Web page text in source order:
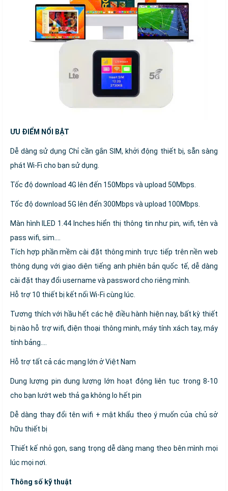
ƯU ĐIỂM NỔI BẬT
Dễ dàng sử dụng Chỉ cần gắn SIM, khởi động thiết bị, sẵn sàng
phát Wi-Fi cho bạn sử dụng.
Tốc độ download 4G lên đến 150Mbps và upload 50Mbps.
Tốc độ download 5G lên đến 300Mbps và upload 100Mbps.
Màn hình lLED 1.44 Inches hiển thị thông tin như pin, wifi, tên và
pass wifi, sim….
Tích hợp phần mềm cài đặt thông minh trực tiếp trên nền web
thông dụng với giao diện tiếng anh phiên bản quốc tế, dễ dàng
cài đặt thay đổi username và password cho riêng mình.
Hỗ trợ 10 thiết bị kết nối Wi-Fi cùng lúc.
Tương thích với hầu hết các hệ điều hành hiện nay, bất kỳ thiết
bị nào hỗ trợ wifi, điện thoại thông minh, máy tính xách tay, máy
tính bảng....
Hỗ trợ tất cả các mạng lớn ở Việt Nam
Dung lượng pin dung lượng lớn hoạt động liên tục trong 8-10
cho bạn lướt web thả ga không lo hết pin
Dễ dàng thay đổi tên wifi + mật khẩu theo ý muốn của chủ sở
hữu thiết bị
Thiết kế nhỏ gọn, sang trọng dễ dàng mang theo bên mình mọi
lúc mọi nơi.
Thông số kỹ thuật